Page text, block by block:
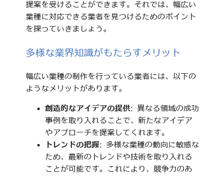
提案を受けることができます。それでは、幅広い
業種に対応できる業者を見つけるためのポイント
を探っていきましょう。
多様な業界知識がもたらすメリット
幅広い業種の制作を行っている業者には、以下の
ようなメリットがあります。
創造的なアイデアの提供: 異なる領域の成功
事例を取り入れることで、新たなアイデア
やアプローチを提案してくれます。
トレンドの把握: 多様な業種の動向に敏感な
ため、最新のトレンドや技術を取り入れる
ことが可能です。これにより、競争力のあ